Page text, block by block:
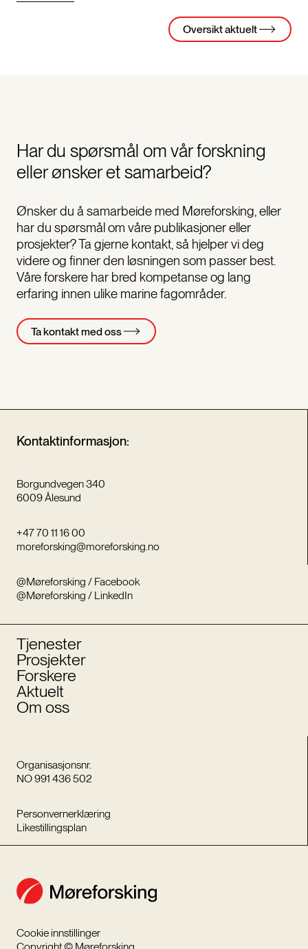
Oversikt aktuelt
Har du spørsmål om vår forskning
eller ønsker et samarbeid?
Ønsker du å samarbeide med Møreforsking, eller
har du spørsmål om våre publikasjoner eller
prosjekter? Ta gjerne kontakt, så hjelper vi deg
videre og finner den løsningen som passer best.
Våre forskere har bred kompetanse og lang
erfaring innen ulike marine fagområder.
Ta kontakt med oss
Kontaktinformasjon:
Borgundvegen 340
6009 Ålesund
+47 70 11 16 00
moreforsking@moreforsking.no
@Møreforsking / Facebook
@Møreforsking / LinkedIn
Organisasjonsnr.
NO 991 436 502
Personvernerklæring
Likestillingsplan
Tjenester
Prosjekter
Forskere
Aktuelt
Om oss
Cookie innstillinger